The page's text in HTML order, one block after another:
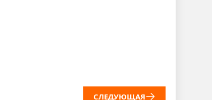
СЛЕДУЮЩАЯ